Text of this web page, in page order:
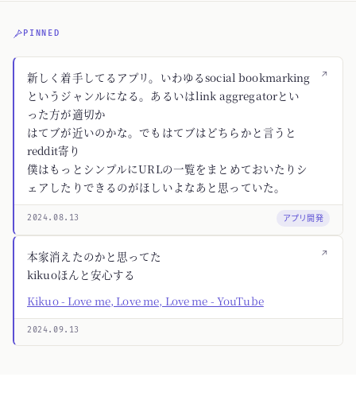
PINNED
↗
新しく着手してるアプリ。いわゆるsocial bookmarking
というジャンルになる。あるいはlink aggregatorとい
った方が適切か
はてブが近いのかな。でもはてブはどちらかと言うと
reddit寄り
僕はもっとシンプルにURLの一覧をまとめておいたりシ
ェアしたりできるのがほしいよなあと思っていた。
2024.08.13 アプリ開発
↗
本家消えたのかと思ってた
kikuoほんと安心する
Kikuo - Love me, Love me, Love me - YouTube
2024.09.13